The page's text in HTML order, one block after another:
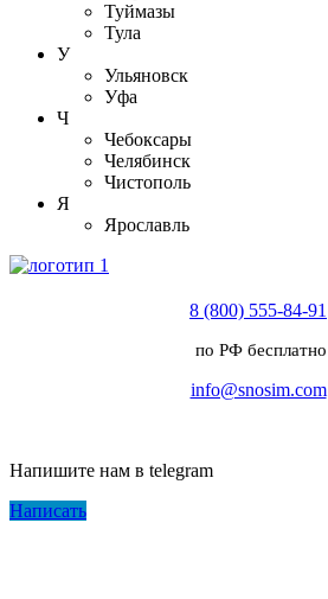
Туймазы
Тула
У
Ульяновск
Уфа
Ч
Чебоксары
Челябинск
Чистополь
Я
Ярославль
8 (800) 555-84-91
по РФ бесплатно
info@snosim.com
Напишите нам в telegram
Написать